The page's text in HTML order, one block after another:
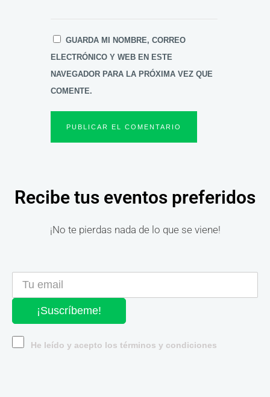
GUARDA MI NOMBRE, CORREO
ELECTRÓNICO Y WEB EN ESTE
NAVEGADOR PARA LA PRÓXIMA VEZ QUE
COMENTE.
Recibe tus eventos preferidos
¡No te pierdas nada de lo que se viene!
¡Suscríbeme!
He leído y acepto los términos y condiciones